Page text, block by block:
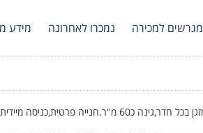
מגרשים למכירה נמכרו לאחרונה מידע